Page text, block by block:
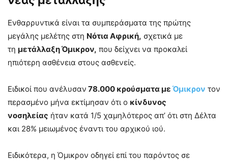
Ενθαρρυντικά είναι τα συμπεράσματα της πρώτης
μεγάλης μελέτης στη Νότια Αφρική, σχετικά με
τη μετάλλαξη Όμικρον, που δείχνει να προκαλεί
ηπιότερη ασθένεια στους ασθενείς.
Ειδικοί που ανέλυσαν 78.000 κρούσματα με Όμικρον τον
περασμένο μήνα εκτίμησαν ότι ο κίνδυνος
νοσηλείας ήταν κατά 1/5 χαμηλότερος απ’ ότι στη Δέλτα
και 28% μειωμένος έναντι του αρχικού ιού.
Ειδικότερα, η Όμικρον οδηγεί επί του παρόντος σε